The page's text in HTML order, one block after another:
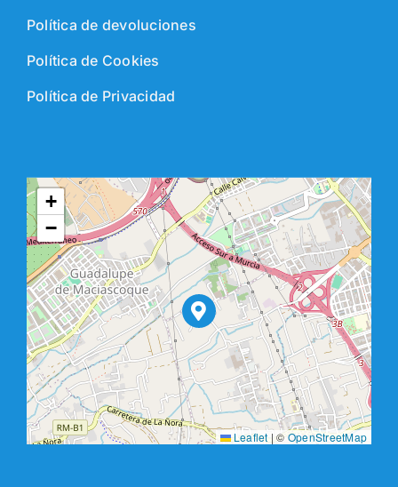
Política de devoluciones
Política de Cookies
Política de Privacidad
+
−
Leaflet |©OpenStreetMap